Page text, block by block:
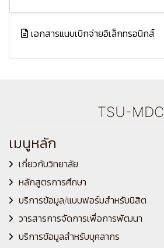
เอกสารแนบเบิกจ่ายอิเล็กทรอนิกส์
TSU-MDC
เมนูหลัก
เกี่ยวกับวิทยาลัย
หลักสูตรการศึกษา
บริการข้อมูล/แบบฟอร์มสำหรับนิสิต
วารสารการจัดการเพื่อการพัฒนา
บริการข้อมูลสำหรับบุคลากร